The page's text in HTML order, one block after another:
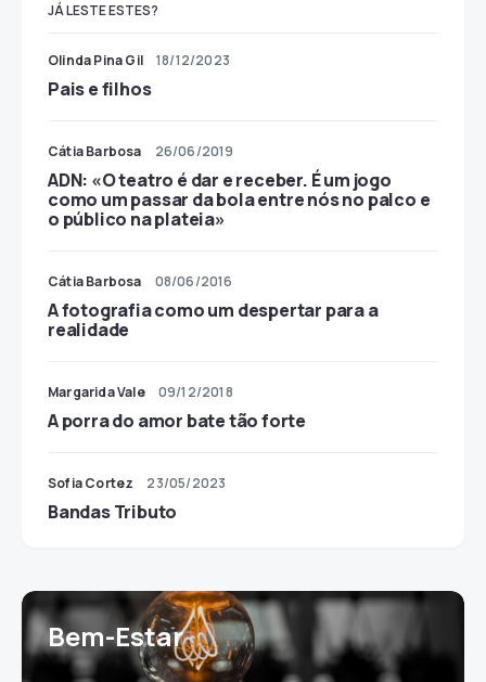
JÁ LESTE ESTES?
Olinda Pina Gil 18/12/2023
Pais e filhos
Cátia Barbosa 26/06/2019
ADN: «O teatro é dar e receber. É um jogo
como um passar da bola entre nós no palco e
o público na plateia»
Cátia Barbosa 08/06/2016
A fotografia como um despertar para a
realidade
Margarida Vale 09/12/2018
A porra do amor bate tão forte
Sofia Cortez 23/05/2023
Bandas Tributo
Bem-Estar